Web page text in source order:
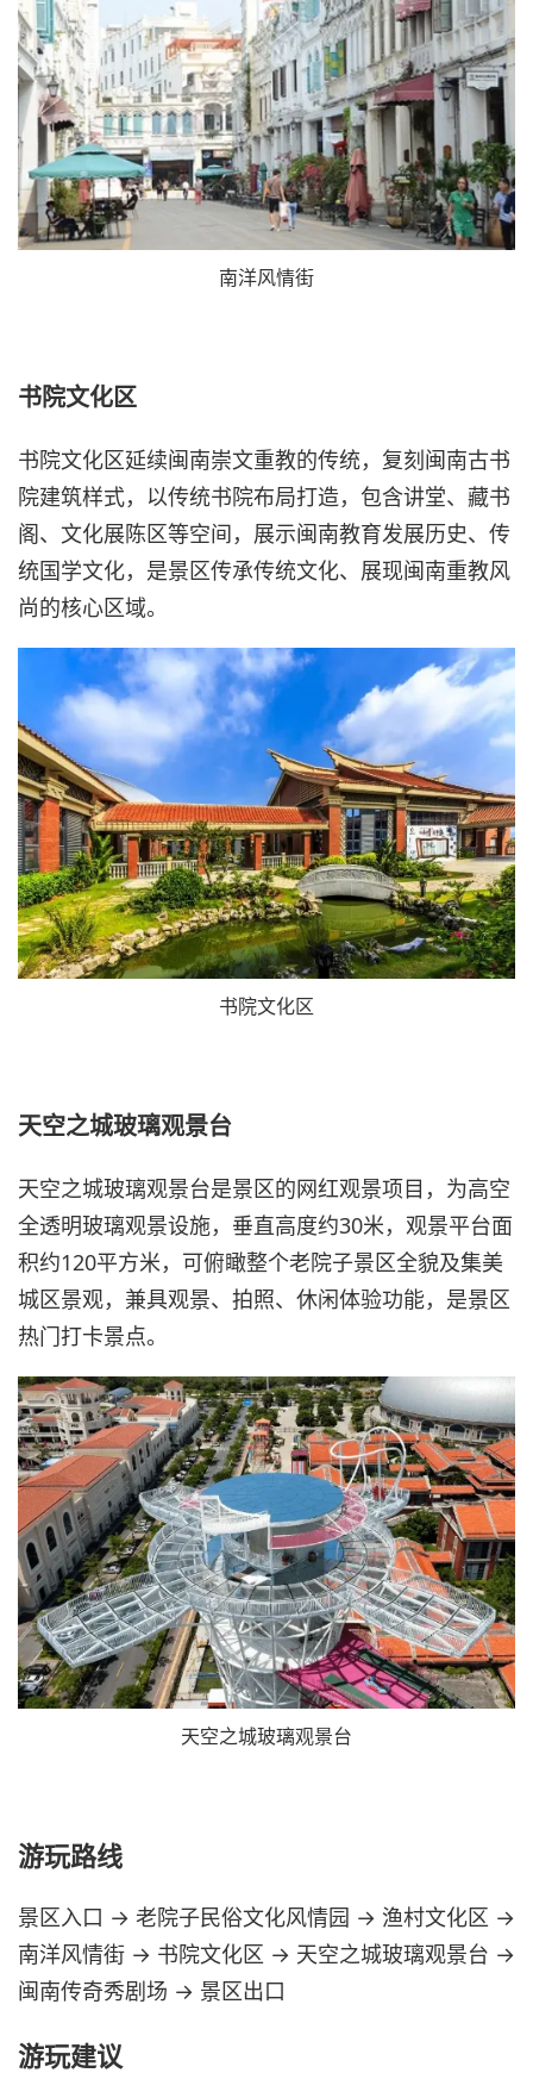
南洋风情街
书院文化区
书院文化区延续闽南崇文重教的传统，复刻闽南古书
院建筑样式，以传统书院布局打造，包含讲堂、藏书
阁、文化展陈区等空间，展示闽南教育发展历史、传
统国学文化，是景区传承传统文化、展现闽南重教风
尚的核心区域。
书院文化区
天空之城玻璃观景台
天空之城玻璃观景台是景区的网红观景项目，为高空
全透明玻璃观景设施，垂直高度约30米，观景平台面
积约120平方米，可俯瞰整个老院子景区全貌及集美
城区景观，兼具观景、拍照、休闲体验功能，是景区
热门打卡景点。
天空之城玻璃观景台
游玩路线
景区入口 → 老院子民俗文化风情园 → 渔村文化区 →
南洋风情街 → 书院文化区 → 天空之城玻璃观景台 →
闽南传奇秀剧场 → 景区出口
游玩建议